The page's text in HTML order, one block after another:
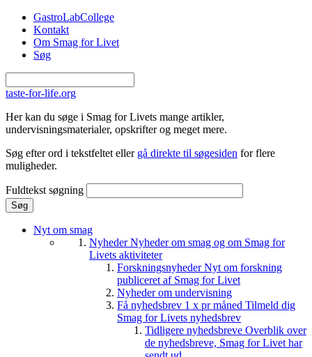
Gå til hovedindhold
GastroLabCollege
Kontakt
Om Smag for Livet
Søg
taste-for-life.org
Her kan du søge i Smag for Livets mange artikler,
undervisningsmaterialer, opskrifter og meget mere.
Søg efter ord i tekstfeltet eller gå direkte til søgesiden for flere
muligheder.
Fuldtekst søgning
Nyt om smag
NyhederNyheder om smag og om Smag for
Livets aktiviteter
ForskningsnyhederNyt om forskning
publiceret af Smag for Livet
Nyheder om undervisning
Få nyhedsbrev 1 x pr måned Tilmeld dig
Smag for Livets nyhedsbrev
Tidligere nyhedsbreve Overblik over
de nyhedsbreve, Smag for Livet har